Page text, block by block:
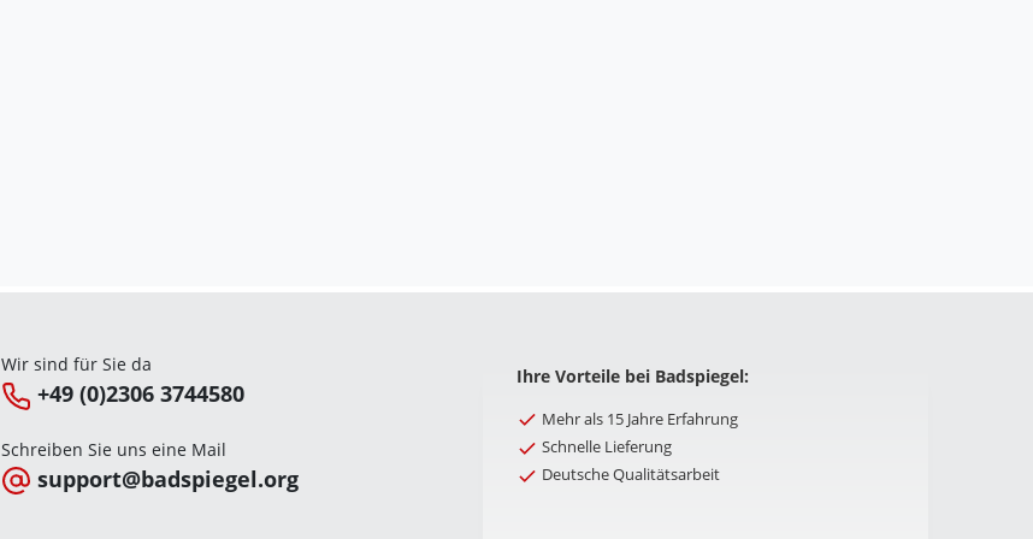
Wir sind für Sie da
+49 (0)2306 3744580
Schreiben Sie uns eine Mail
support@badspiegel.org
Ihre Vorteile bei Badspiegel:
Mehr als 15 Jahre Erfahrung
Schnelle Lieferung
Deutsche Qualitätsarbeit